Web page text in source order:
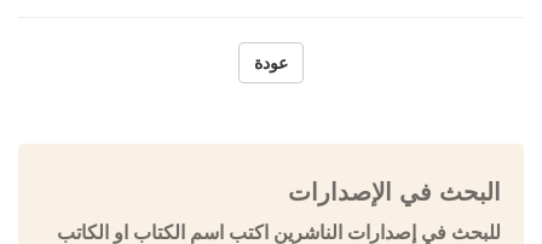
عودة
البحث في الإصدارات
للبحث في إصدارات الناشرين اكتب اسم الكتاب او الكاتب